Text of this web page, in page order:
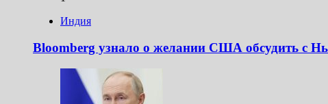
Индия
Bloomberg узнало о желании США обсудить с